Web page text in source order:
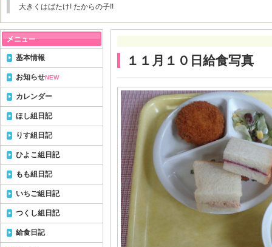
大きくはばたけ! たからの子!!
１１月１０日給食写真
基本情報
お知らせNEW
カレンダー
ほし組日記
りす組日記
ひよこ組日記
もも組日記
いちご組日記
つくし組日記
給食日記